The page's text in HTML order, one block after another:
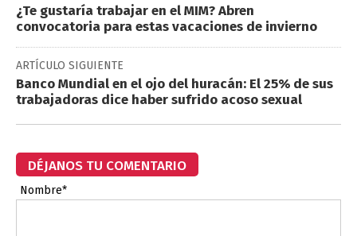
¿Te gustaría trabajar en el MIM? Abren
convocatoria para estas vacaciones de invierno
ARTÍCULO SIGUIENTE
Banco Mundial en el ojo del huracán: El 25% de sus
trabajadoras dice haber sufrido acoso sexual
DÉJANOS TU COMENTARIO
Nombre*